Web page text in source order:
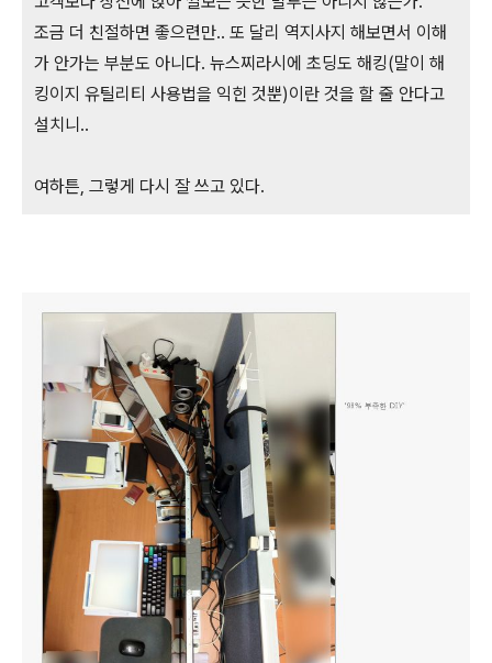
조금 더 친절하면 좋으련만.. 또 달리 역지사지 해보면서 이해
가 안가는 부분도 아니다. 뉴스찌라시에 초딩도 해킹(말이 해
킹이지 유틸리티 사용법을 익힌 것뿐)이란 것을 할 줄 안다고
설치니..
여하튼, 그렇게 다시 잘 쓰고 있다.